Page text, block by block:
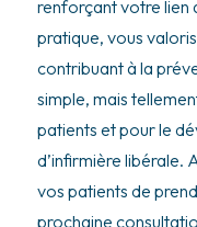
renforçant votre lien
pratique, vous
contribuant à la
simple, mais
patients et pour le
d’infirmière libérale.
vos patients de
prochaine